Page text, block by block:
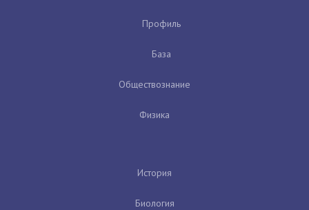
Профиль
База
Обществознание
Физика
История
Биология